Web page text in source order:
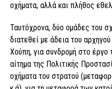
οχήματα, αλλά και πλήθος
Ταυτόχρονα, δύο ομάδες του
διατεθεί με άδεια του
Χούπη, για συνδρομή στο
αίτημα της Πολιτικής
οχήματα του στρατού